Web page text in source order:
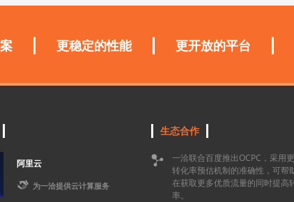
更稳定的性能 更开放的平台
阿里云
 为一洽提供云计算服务
生态合作

一洽联合百度推出OCPC，采用
转化率预估机制的准确性，可帮
在获取更多优质流量的同时提高
率。